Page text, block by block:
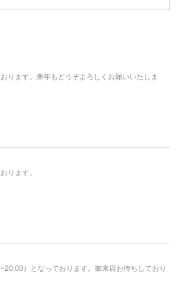
ります。来年もどうぞよろしくお願いいたしま
ります。
）となっております。御来店お待ちしており